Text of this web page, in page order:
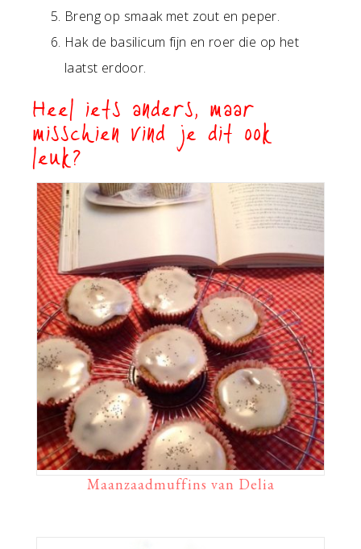
Breng op smaak met zout en peper.
Hak de basilicum fijn en roer die op het
laatst erdoor.
Heel iets anders, maar
misschien vind je dit ook
leuk?
Maanzaadmuffins van Delia